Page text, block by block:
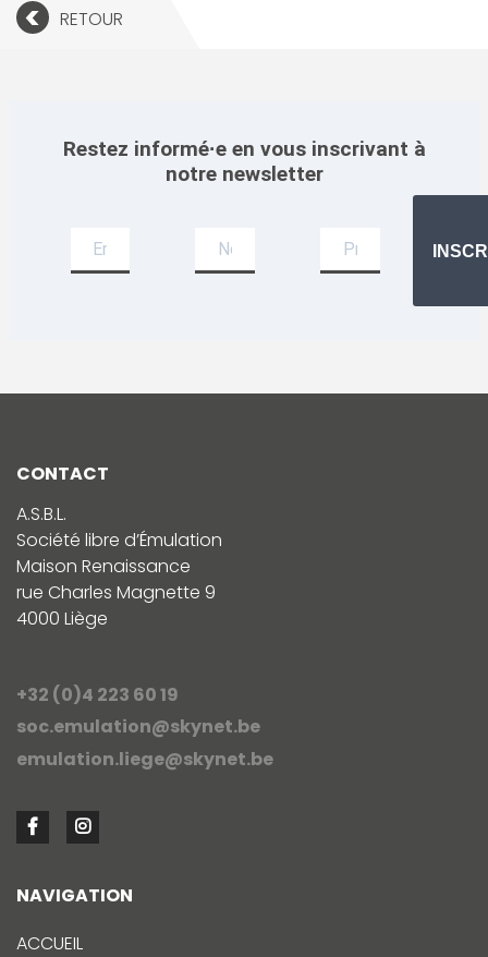
< RETOUR
Restez informé·e en vous inscrivant à
notre newsletter
CONTACT
A.S.B.L.
Société libre d’Émulation
Maison Renaissance
rue Charles Magnette 9
4000 Liège
+32 (0)4 223 60 19
soc.emulation@skynet.be
emulation.liege@skynet.be
NAVIGATION
ACCUEIL